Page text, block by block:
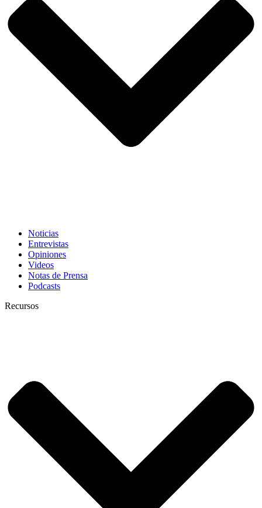
Noticias
Entrevistas
Opiniones
Videos
Notas de Prensa
Podcasts
Recursos